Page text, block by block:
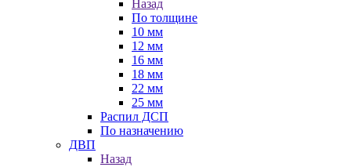
Назад
По толщине
10 мм
12 мм
16 мм
18 мм
22 мм
25 мм
Распил ДСП
По назначению
ДВП
Назад